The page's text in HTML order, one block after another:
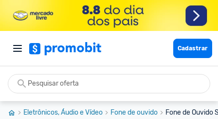
Cadastrar
Eletrônicos, Áudio e Vídeo Fone de ouvido Fone de Ouvido